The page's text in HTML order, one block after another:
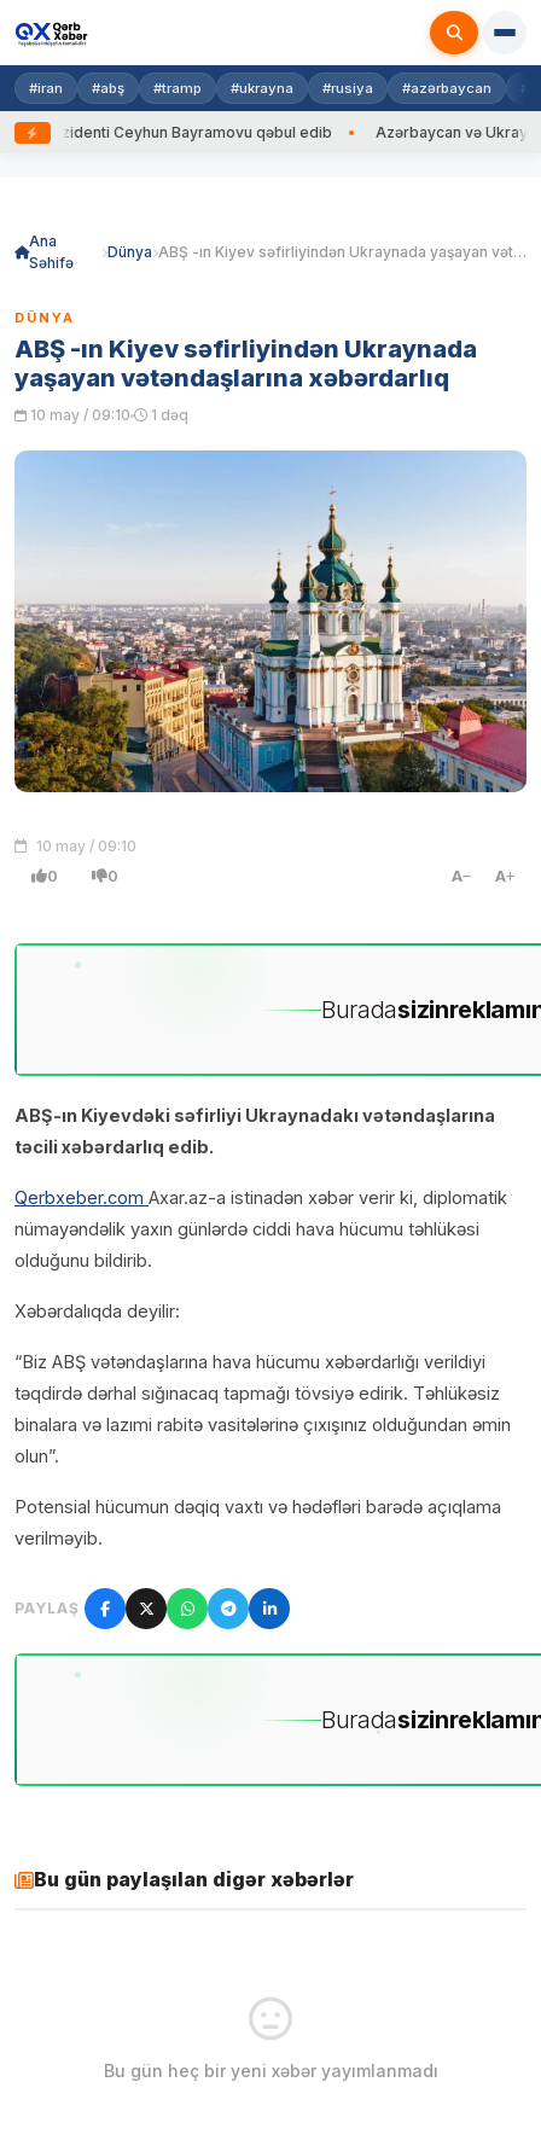
#iran #abş #tramp #ukrayna #rusiya #azərbaycan
Prezidenti Ceyhun Bayramovu qəbul edib Azərbaycan və Ukrayna
Ana
Səhifə
Dünya ABŞ -ın Kiyev səfirliyindən Ukraynada yaşayan vətəndaşlarına xəbərdarlıq
DÜNYA
ABŞ -ın Kiyev səfirliyindən Ukraynada
yaşayan vətəndaşlarına xəbərdarlıq
10 may / 09:10 1 dəq
10 may / 09:10
0 0 A A
Buradasizin
ABŞ-ın Kiyevdəki səfirliyi Ukraynadakı vətəndaşlarına
təcili xəbərdarlıq edib.
Qerbxeber.com Axar.az-a istinadən xəbər verir ki, diplomatik
nümayəndəlik yaxın günlərdə ciddi hava hücumu təhlükəsi
olduğunu bildirib.
Xəbərdalıqda deyilir:
“Biz ABŞ vətəndaşlarına hava hücumu xəbərdarlığı verildiyi
təqdirdə dərhal sığınacaq tapmağı tövsiyə edirik. Təhlükəsiz
binalara və lazımi rabitə vasitələrinə çıxışınız olduğundan əmin
olun”.
Potensial hücumun dəqiq vaxtı və hədəfləri barədə açıqlama
verilməyib.
PAYLAŞ
Buradasizin
Bu gün paylaşılan digər xəbərlər
Bu gün heç bir yeni xəbər yayımlanmadı